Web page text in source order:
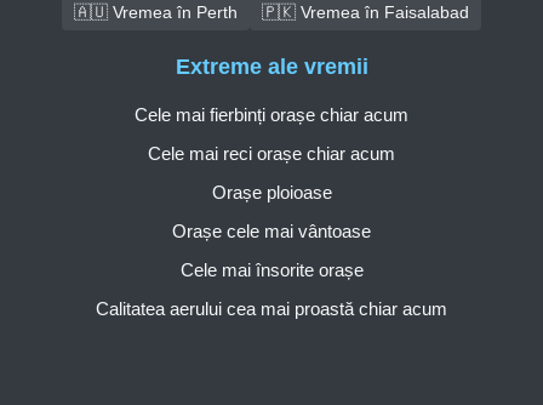
🇦🇺 Vremea în Perth
🇵🇰 Vremea în Faisalabad
Extreme ale vremii
Cele mai fierbinți orașe chiar acum
Cele mai reci orașe chiar acum
Orașe ploioase
Orașe cele mai vântoase
Cele mai însorite orașe
Calitatea aerului cea mai proastă chiar acum